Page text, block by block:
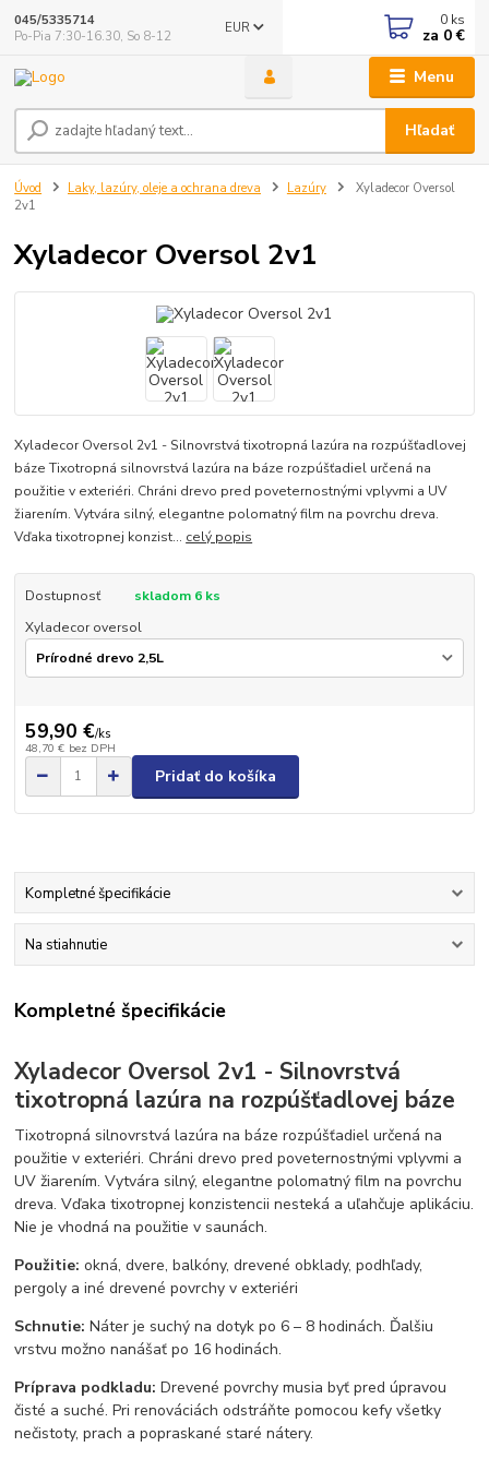
Menu
EUR
Hľadať
045/5335714
Po-Pia 7:30-16.30, So 8-12
0 ks
za 0 €
Úvod Laky, lazúry, oleje a ochrana dreva Lazúry
Xyladecor Oversol
2v1
Xyladecor Oversol 2v1
Xyladecor Oversol 2v1 - Silnovrstvá tixotropná lazúra na rozpúšťadlovej
báze Tixotropná silnovrstvá lazúra na báze rozpúšťadiel určená na
použitie v exteriéri. Chráni drevo pred poveternostnými vplyvmi a UV
žiarením. Vytvára silný, elegantne polomatný film na povrchu dreva.
Vďaka tixotropnej konzist... celý popis
Dostupnosť
skladom 6 ks
Xyladecor oversol
59,90 €/ks
48,70 € bez DPH
Pridať do košíka
Kompletné špecifikácie
Na stiahnutie
Kompletné špecifikácie
Xyladecor Oversol 2v1 - Silnovrstvá
tixotropná lazúra na rozpúšťadlovej báze
Tixotropná silnovrstvá lazúra na báze rozpúšťadiel určená na
použitie v exteriéri. Chráni drevo pred poveternostnými vplyvmi a
UV žiarením. Vytvára silný, elegantne polomatný film na povrchu
dreva. Vďaka tixotropnej konzistencii nesteká a uľahčuje aplikáciu.
Nie je vhodná na použitie v saunách.
Použitie: okná, dvere, balkóny, drevené obklady, podhľady,
pergoly a iné drevené povrchy v exteriéri
Schnutie: Náter je suchý na dotyk po 6 – 8 hodinách. Ďalšiu
vrstvu možno nanášať po 16 hodinách.
Príprava podkladu:Drevené povrchy musia byť pred úpravou
čisté a suché. Pri renováciách odstráňte pomocou kefy všetky
nečistoty, prach a popraskané staré nátery.